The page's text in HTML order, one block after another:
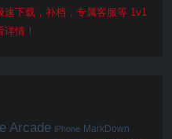
速下载，补档，专属客服等 1v1
情！
Arcade iPhone MarkDown